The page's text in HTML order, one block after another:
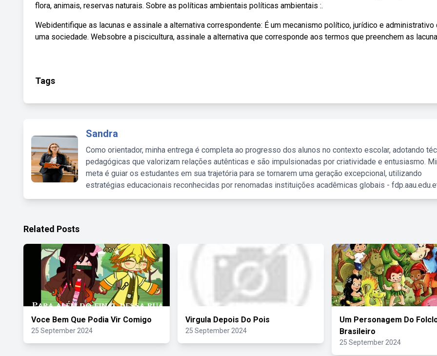
flora, animais, reservas naturais. Sobre as políticas ambientais políticas ambientais :.
Webidentifique as lacunas e assinale a alternativa correspondente: É um mecanismo político, jurídico e administrativo
uma sociedade. Websobre a piscicultura, assinale a alternativa que corresponde aos termos que preenchem as
Tags
Sandra
Como orientador, minha entrega é completa ao progresso dos alunos no contexto escolar, adotando
pedagógicas que valorizam relações autênticas e são impulsionadas por criatividade e entusiasmo.
meta é guiar os estudantes em sua trajetória para se tornarem uma geração excepcional, utilizando
estratégias educacionais reconhecidas por renomadas instituições acadêmicas globais -
Related Posts
Voce Bem Que Podia Vir Comigo
25 September 2024
Virgula Depois Do Pois
25 September 2024
Um Personagem Do
Brasileiro
25 September 2024